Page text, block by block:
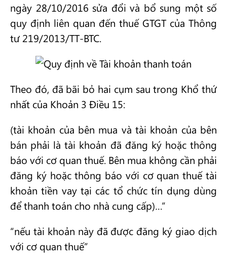
ngày 28/10/2016 sửa đổi và bổ sung một số
quy định liên quan đến thuế GTGT của Thông
tư 219/2013/TT-BTC.
Theo đó, đã bãi bỏ hai cụm sau trong Khổ thứ
nhất của Khoản 3 Điều 15:
(tài khoản của bên mua và tài khoản của bên
bán phải là tài khoản đã đăng ký hoặc thông
báo với cơ quan thuế. Bên mua không cần phải
đăng ký hoặc thông báo với cơ quan thuế tài
khoản tiền vay tại các tổ chức tín dụng dùng
để thanh toán cho nhà cung cấp)…”
“nếu tài khoản này đã được đăng ký giao dịch
với cơ quan thuế”